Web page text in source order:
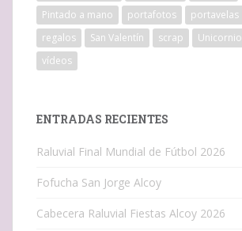
Pintado a mano portafotos portavelas
regalos
San Valentín scrap Unicornio
vídeos
ENTRADAS RECIENTES
Raluvial Final Mundial de Fútbol 2026
Fofucha San Jorge Alcoy
Cabecera Raluvial Fiestas Alcoy 2026